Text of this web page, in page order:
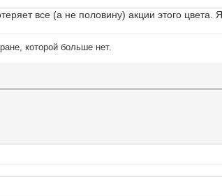
все (а не половину) акции этого
которой больше нет.